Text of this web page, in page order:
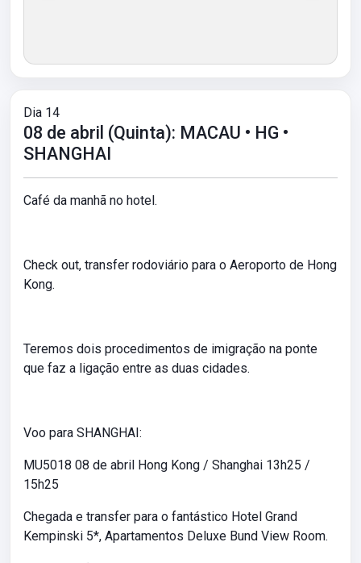
Dia 14
08 de abril (Quinta): MACAU • HG •
SHANGHAI
Café da manhã no hotel.
Check out, transfer rodoviário para o Aeroporto de Hong
Kong.
Teremos dois procedimentos de imigração na ponte
que faz a ligação entre as duas cidades.
Voo para SHANGHAI:
MU5018 08 de abril Hong Kong / Shanghai 13h25 /
15h25
Chegada e transfer para o fantástico Hotel Grand
Kempinski 5*, Apartamentos Deluxe Bund View Room.